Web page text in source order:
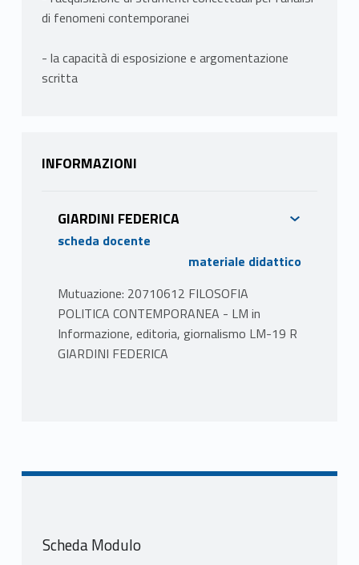
di fenomeni contemporanei
- la capacità di esposizione e argomentazione
scritta
INFORMAZIONI
GIARDINI FEDERICA
scheda docente
materiale didattico
Mutuazione: 20710612 FILOSOFIA
POLITICA CONTEMPORANEA - LM in
Informazione, editoria, giornalismo LM-19 R
GIARDINI FEDERICA
un’analisi delle retoriche relative alla
Scheda Modulo